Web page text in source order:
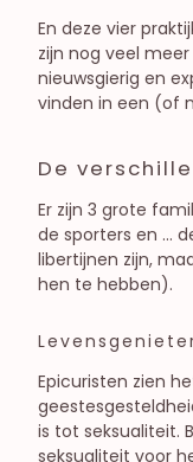
En deze vier
zijn nog veel
nieuwsgierig en
vinden in een (of
De
Er zijn 3 grote
de sporters en …
libertijnen zijn,
hen te hebben).
Epicuristen zien
is tot seksualiteit.
seksualiteit voor